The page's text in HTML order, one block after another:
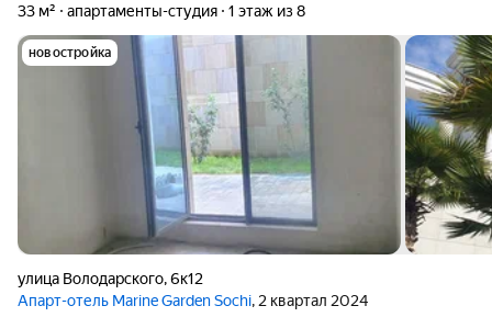
33 м² апартаменты-студия 1 этаж из 8
новостройка
улица Володарского,6к12
Апарт-отель Marine Garden Sochi, 2 квартал 2024